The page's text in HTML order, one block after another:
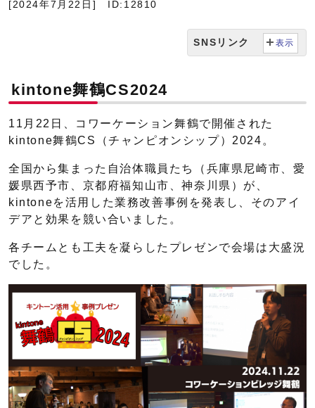
[2024年7月22日] ID:12810
SNSリンク 表示
kintone舞鶴CS2024
11月22日、コワーケーション舞鶴で開催された
kintone舞鶴CS（チャンピオンシップ）2024。
全国から集まった自治体職員たち（兵庫県尼崎市、愛
媛県西予市、京都府福知山市、神奈川県）が、
kintoneを活用した業務改善事例を発表し、そのアイ
デアと効果を競い合いました。
各チームとも工夫を凝らしたプレゼンで会場は大盛況
でした。